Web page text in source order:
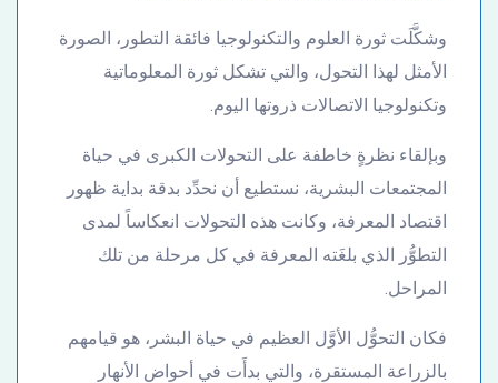
وشكَّلَت ثورة العلوم والتكنولوجيا فائقة التطور، الصورة
الأمثل لهذا التحول، والتي تشكل ثورة المعلوماتية
وتكنولوجيا الاتصالات ذروتها اليوم.
وبإلقاء نظرةٍ خاطفة على التحولات الكبرى في حياة
المجتمعات البشرية، نستطيع أن نحدِّد بدقة بداية ظهور
اقتصاد المعرفة، وكانت هذه التحولات انعكاساً لمدى
التطوُّر الذي بلغَته المعرفة في كل مرحلة من تلك
المراحل.
فكان التحوُّل الأوَّل العظيم في حياة البشر، هو قيامهم
بالزراعة المستقرة، والتي بدأَت في أحواض الأنهار